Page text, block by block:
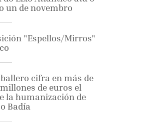
un de novembro
"Espellos/Mirros"
cifra en más de
de euros el
la humanización de
Badía